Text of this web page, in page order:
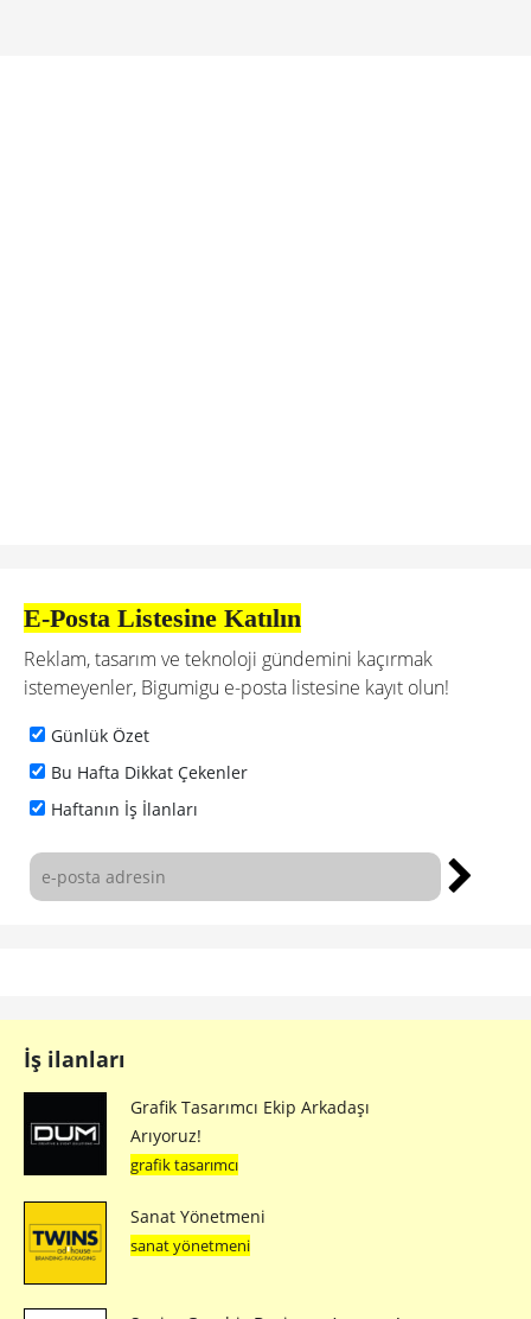
E-Posta Listesine Katılın
Reklam, tasarım ve teknoloji gündemini kaçırmak
istemeyenler, Bigumigu e-posta listesine kayıt olun!
Günlük Özet
Bu Hafta Dikkat Çekenler
Haftanın İş İlanları
İş ilanları
Grafik Tasarımcı Ekip Arkadaşı
Arıyoruz!
grafik tasarımcı
Sanat Yönetmeni
sanat yönetmeni